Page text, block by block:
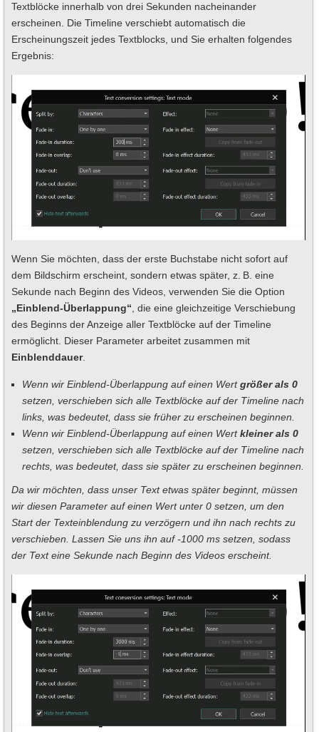
Textblöcke innerhalb von drei Sekunden nacheinander
erscheinen. Die Timeline verschiebt automatisch die
Erscheinungszeit jedes Textblocks, und Sie erhalten folgendes
Ergebnis:
Wenn Sie möchten, dass der erste Buchstabe nicht sofort auf
dem Bildschirm erscheint, sondern etwas später, z. B. eine
Sekunde nach Beginn des Videos, verwenden Sie die Option
„Einblend-Überlappung“, die eine gleichzeitige Verschiebung
des Beginns der Anzeige aller Textblöcke auf der Timeline
ermöglicht. Dieser Parameter arbeitet zusammen mit
Einblenddauer.
Wenn wir Einblend-Überlappung auf einen Wertgrößer als 0
setzen, verschieben sich alle Textblöcke auf der Timeline nach
links, was bedeutet, dass sie früher zu erscheinen beginnen.
Wenn wir Einblend-Überlappung auf einen Wertkleiner als 0
setzen, verschieben sich alle Textblöcke auf der Timeline nach
rechts, was bedeutet, dass sie später zu erscheinen beginnen.
Da wir möchten, dass unser Text etwas später beginnt, müssen
wir diesen Parameter auf einen Wert unter 0 setzen, um den
Start der Texteinblendung zu verzögern und ihn nach rechts zu
verschieben. Lassen Sie uns ihn auf -1000 ms setzen, sodass
der Text eine Sekunde nach Beginn des Videos erscheint.